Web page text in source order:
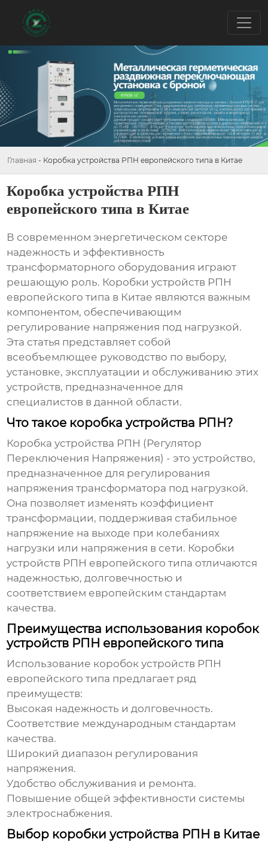
Главная - Коробка устройства РПН европейского типа в Китае
Коробка устройства РПН
европейского типа в Китае
В современном энергетическом секторе
надежность и эффективность
трансформаторного оборудования играют
решающую роль. Коробки устройств РПН
европейского типа в Китае являются важным
компонентом, обеспечивающим
регулирование напряжения под нагрузкой.
Эта статья представляет собой
всеобъемлющее руководство по выбору,
установке, эксплуатации и обслуживанию этих
устройств, предназначенное для
специалистов в данной области.
Что такое коробка устройства РПН?
Коробка устройства РПН (Регулятор
Переключения Напряжения) - это устройство,
предназначенное для регулирования
напряжения трансформатора под нагрузкой.
Она позволяет изменять коэффициент
трансформации, поддерживая стабильное
напряжение на выходе при колебаниях
нагрузки или напряжения в сети. Коробки
устройств РПН европейского типа отличаются
надежностью, долговечностью и
соответствием европейским стандартам
качества.
Преимущества использования коробок
устройств РПН европейского типа
Использование коробок устройств РПН
европейского типа предлагает ряд
преимуществ:
Высокая надежность и долговечность.
Соответствие международным стандартам
качества.
Широкий диапазон регулирования
напряжения.
Удобство обслуживания и ремонта.
Повышение общей эффективности системы
электроснабжения.
Выбор коробки устройства РПН в Китае